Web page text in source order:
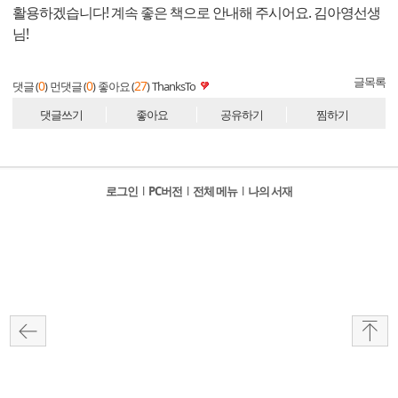
활용하겠습니다! 계속 좋은 책으로 안내해 주시어요. 김아영선생
님!
댓글 (0) 먼댓글 (0) 좋아요 (27)ThanksTo 글목록
댓글쓰기 좋아요 공유하기 찜하기
로그인 l PC버전 l 전체 메뉴 l 나의 서재